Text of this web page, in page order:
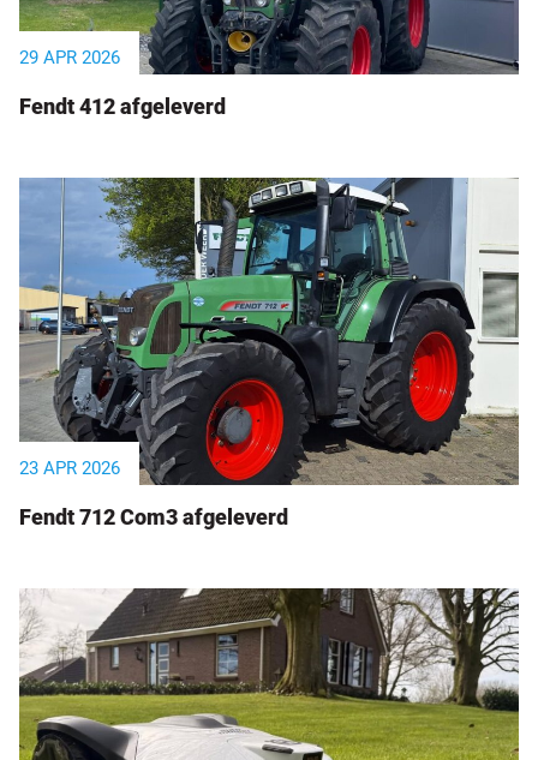
29 APR 2026
Fendt 412 afgeleverd
23 APR 2026
Fendt 712 Com3 afgeleverd